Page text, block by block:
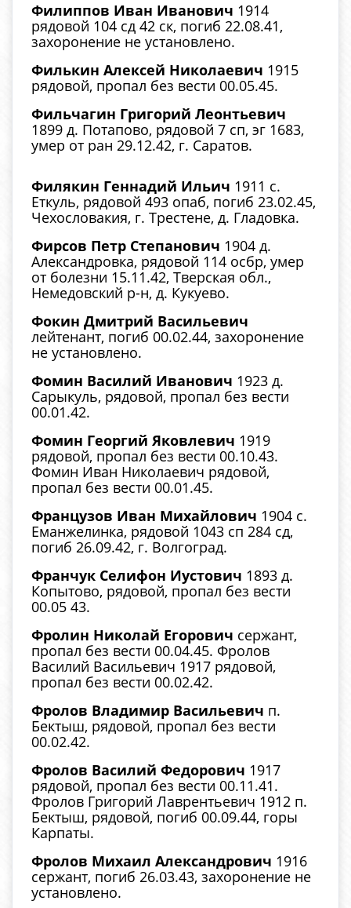
Филиппов Иван Иванович 1914
рядовой 104 сд 42 ск, погиб 22.08.41,
захоронение не установлено.
Филькин Алексей Николаевич 1915
рядовой, пропал без вести 00.05.45.
Фильчагин Григорий Леонтьевич
1899 д. Потапово, рядовой 7 сп, эг 1683,
умер от ран 29.12.42, г. Саратов.
Филякин Геннадий Ильич 1911 с.
Еткуль, рядовой 493 опаб, погиб 23.02.45,
Чехословакия, г. Трестене, д. Гладовка.
Фирсов Петр Степанович 1904 д.
Александровка, рядовой 114 осбр, умер
от болезни 15.11.42, Тверская обл.,
Немедовский р-н, д. Кукуево.
Фокин Дмитрий Васильевич
лейтенант, погиб 00.02.44, захоронение
не установлено.
Фомин Василий Иванович 1923 д.
Сарыкуль, рядовой, пропал без вести
00.01.42.
Фомин Георгий Яковлевич 1919
рядовой, пропал без вести 00.10.43.
Фомин Иван Николаевич рядовой,
пропал без вести 00.01.45.
Французов Иван Михайлович 1904 с.
Еманжелинка, рядовой 1043 сп 284 сд,
погиб 26.09.42, г. Волгоград.
Франчук Селифон Иустович 1893 д.
Копытово, рядовой, пропал без вести
00.05 43.
Фролин Николай Егорович сержант,
пропал без вести 00.04.45. Фролов
Василий Васильевич 1917 рядовой,
пропал без вести 00.02.42.
Фролов Владимир Васильевич п.
Бектыш, рядовой, пропал без вести
00.02.42.
Фролов Василий Федорович 1917
рядовой, пропал без вести 00.11.41.
Фролов Григорий Лаврентьевич 1912 п.
Бектыш, рядовой, погиб 00.09.44, горы
Карпаты.
Фролов Михаил Александрович 1916
сержант, погиб 26.03.43, захоронение не
установлено.